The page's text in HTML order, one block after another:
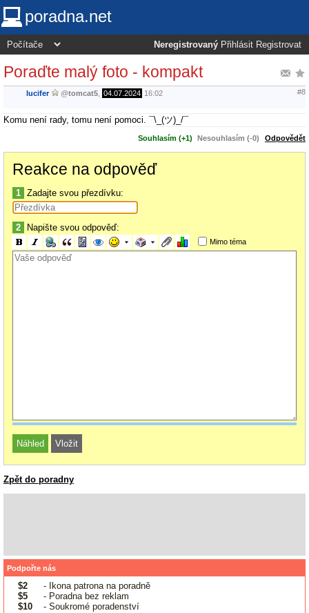
poradna.net
Neregistrovaný Přihlásit Registrovat
Poraďte malý foto - kompakt
lucifer @tomcat5 04.07.2024 16:02 #8
Komu není rady, tomu není pomoci. ¯\_(ツ)_/¯
Souhlasím (+1) Nesouhlasím (-0) Odpovědět
Reakce na odpověď
1 Zadajte svou přezdívku:
2 Napište svou odpověď:
Mimo téma
Zpět do poradny
Podpořte nás
$2
- Ikona patrona na poradně
$5
- Poradna bez reklam
$10
- Soukromé poradenství